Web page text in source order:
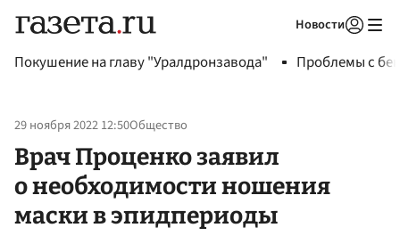
Новости
Покушение на главу "Уралдронзавода" Проблемы с
29 ноября 2022 12:50Общество
Врач Проценко заявил
о необходимости ношения
маски в эпидпериоды